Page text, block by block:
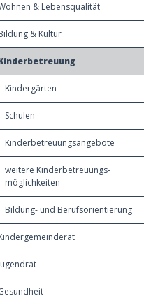
& Lebensqualität
& Kultur
Kindergärten
Schulen
Kinderbetreuungsangebote
weitere Kinderbetreuungs-
möglichkeiten
Bildung- und Berufsorientierung